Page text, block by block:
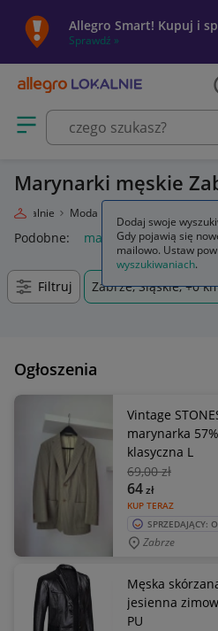
Allegro Smart! Kupuj i
Sprawdź »
Otwórz menu z kategoriami
Marynarki męskie
Lokalnie Moda
Podobne: marynarki i zakiety
Filtruj Zabrze, Śląskie, +0
Ogłoszenia
Vintage
marynarka
klasyczna L
69,00 zł
KUP TERAZ
64zł
SPRZEDAJĄCY:
Zabrze
Męska
jesienna
PU
Dodaj swoje
Gdy pojawią się
mailowo. Ustaw
wyszukiwaniach.